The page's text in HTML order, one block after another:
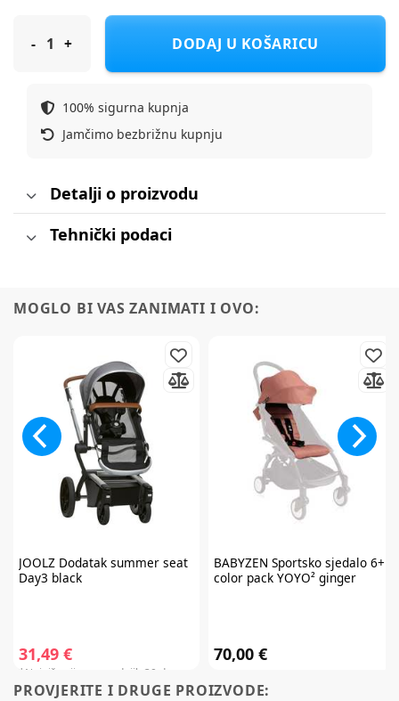
CYBEX Sportsko sjedalo One Love by KK Mios Platinum
DODAJ U KOŠARICU
100% sigurna kupnja
Jamčimo bezbrižnu kupnju
Detalji o proizvodu
Tehnički podaci
MOGLO BI VAS ZANIMATI I OVO:
JOOLZDodatak summer seat
Day3 black
31,49 €
*Najniža cijena u zadnjih 30 dana:
31,85 €
BABYZEN Sportsko sjedalo 6+
color pack YOYO² ginger
70,00 €
PROVJERITE I DRUGE PROIZVODE: